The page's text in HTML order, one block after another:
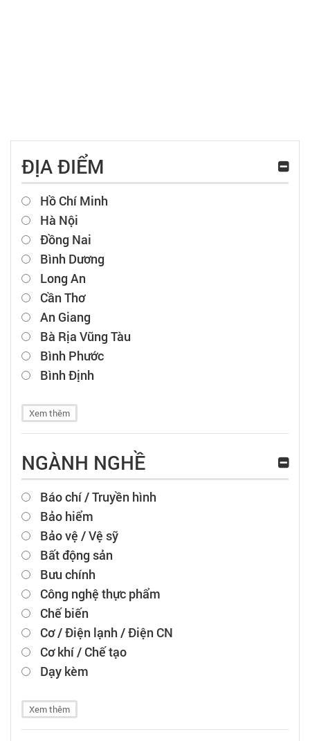
ĐỊA ĐIỂM
Hồ Chí Minh
Hà Nội
Đồng Nai
Bình Dương
Long An
Cần Thơ
An Giang
Bà Rịa Vũng Tàu
Bình Phước
Bình Định
Xem thêm
NGÀNH NGHỀ
Báo chí / Truyền hình
Bảo hiểm
Bảo vệ / Vệ sỹ
Bất động sản
Bưu chính
Công nghệ thực phẩm
Chế biến
Cơ / Điện lạnh / Điện CN
Cơ khí / Chế tạo
Dạy kèm
Xem thêm